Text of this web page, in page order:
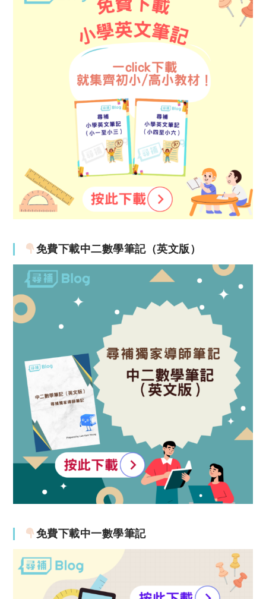
免費下載中二數學筆記（英文版）
免費下載中一數學筆記